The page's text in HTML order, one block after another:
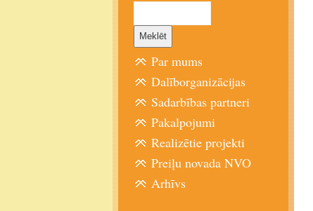
Par mums
Dalīborganizācijas
Sadarbības partneri
Pakalpojumi
Realizētie projekti
Preiļu novada NVO
Arhīvs